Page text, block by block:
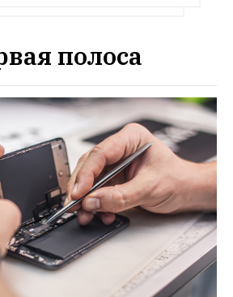
полоса